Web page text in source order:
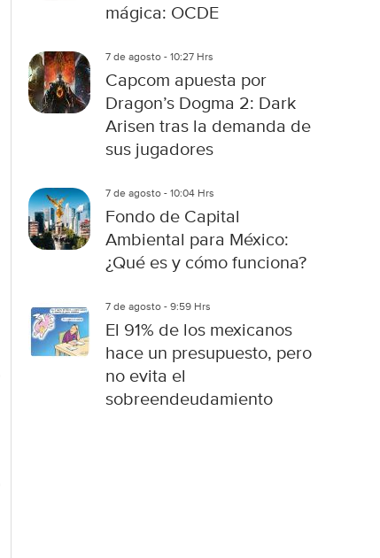
mágica: OCDE
7 de agosto - 10:27 Hrs
Capcom apuesta por
Dragon’s Dogma 2: Dark
Arisen tras la demanda de
sus jugadores
7 de agosto - 10:04 Hrs
Fondo de Capital
Ambiental para México:
¿Qué es y cómo funciona?
7 de agosto - 9:59 Hrs
El 91% de los mexicanos
hace un presupuesto, pero
no evita el
sobreendeudamiento